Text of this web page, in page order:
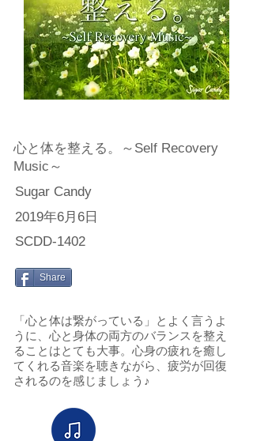
心と体を整える。～Self Recovery
Music～
Sugar Candy
2019年6月6日
SCDD-1402
Share
「心と体は繋がっている」とよく言うよ
うに、心と身体の両方のバランスを整え
ることはとても大事。心身の疲れを癒し
てくれる音楽を聴きながら、疲労が回復
されるのを感じましょう♪